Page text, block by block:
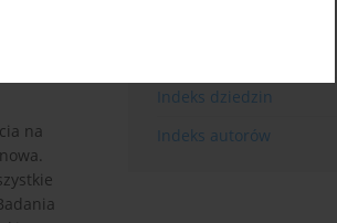
na
Indeks dziedzin
Indeks autorów